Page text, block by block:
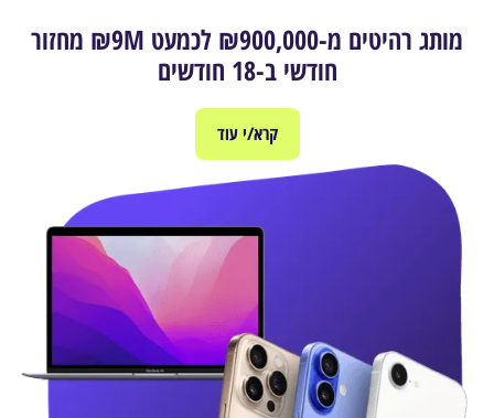
מותג רהיטים מ-₪900,000 לכמעט ₪9M מחזור
חודשי ב-18 חודשים
קרא/י עוד